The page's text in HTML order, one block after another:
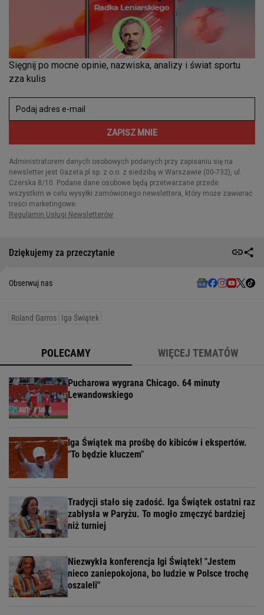
Dziękujemy za przeczytanie
Obserwuj nas
Roland Garros Iga Świątek
POLECAMY WIĘCEJ TEMATÓW
Pucharowa wygrana Chicago. 64 minuty
Lewandowskiego
Iga Świątek ma prośbę do kibiców i ekspertów.
"To będzie kluczem"
Tradycji stało się zadość. Iga Świątek ostatni raz
zabłysła w Paryżu. To mogło zmęczyć bardziej
niż turniej
Niezwykła konferencja Igi Świątek! "Jestem
nieco zaniepokojona, bo ludzie w Polsce trochę
oszaleli"